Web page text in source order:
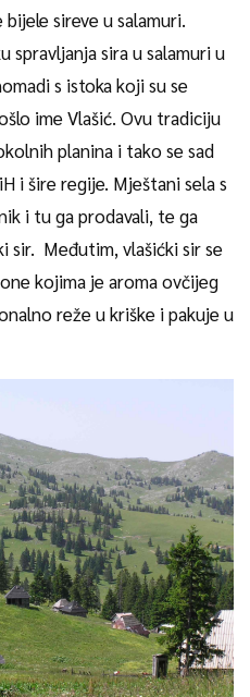
sireve u salamuri.
spravljanja sira u salamuri u
s istoka koji su se
ime Vlašić. Ovu tradiciju
planina i tako se sad
i šire regije. Mještani sela s
i tu ga prodavali, te ga
sir. Međutim, vlašićki sir se
kojima je aroma ovčijeg
reže u kriške i pakuje u